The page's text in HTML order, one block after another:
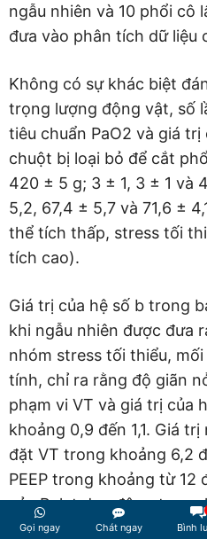
ngẫu nhiên và 10 phổi cô
đưa vào phân tích dữ liệu
Không có sự khác biệt
trọng lượng động vật, số
tiêu chuẩn PaO2 và giá
chuột bị loại bỏ để cắt
420 ± 5 g; 3 ± 1, 3 ± 1 và
5,2, 67,4 ± 5,7 và 71,6 ±
thể tích thấp, stress tối
tích cao).
Giá trị của hệ số b trong
khi ngẫu nhiên được đưa
nhóm stress tối thiểu,
tính, chỉ ra rằng độ giãn
phạm vi VT và giá trị của
khoảng 0,9 đến 1,1. Giá
đặt VT trong khoảng 6,2
PEEP trong khoảng từ 12
của Pplat dao động trong
cm H2O. Trong nhóm
Gọi ngay Chát ngay Bình